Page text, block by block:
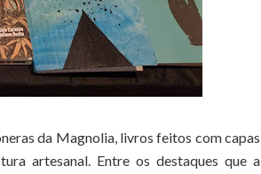
da Magnolia, livros feitos com capas
artesanal. Entre os destaques que a